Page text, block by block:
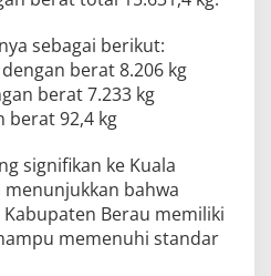
sebagai berikut:
berat 8.206 kg
berat 7.233 kg
berat 92,4 kg
signifikan ke Kuala
bahwa
Berau memiliki
memenuhi standar